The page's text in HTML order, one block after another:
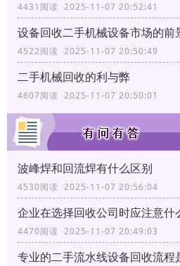
4431阅读 2025-11-07 20:52:41
设备回收二手机械设备市场的前
4522阅读 2025-11-07 20:50:49
二手机械回收的利与弊
4607阅读 2025-11-07 20:50:01
波峰焊和回流焊有什么区别
4530阅读 2025-11-07 20:56:04
企业在选择回收公司时应注意什
4470阅读 2025-11-07 20:49:03
专业的二手流水线设备回收流程